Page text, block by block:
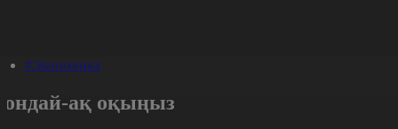
#Экономика
ақ оқыңыз